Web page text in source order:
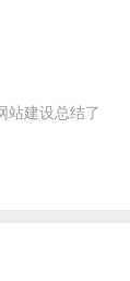
站建设总结了